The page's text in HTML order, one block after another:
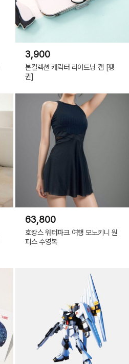
3,900
본컬렉션 캐릭터 라이트닝 캡 [펭
귄]
63,800
호캉스 워터파크 여행 모노키니 원
피스 수영복